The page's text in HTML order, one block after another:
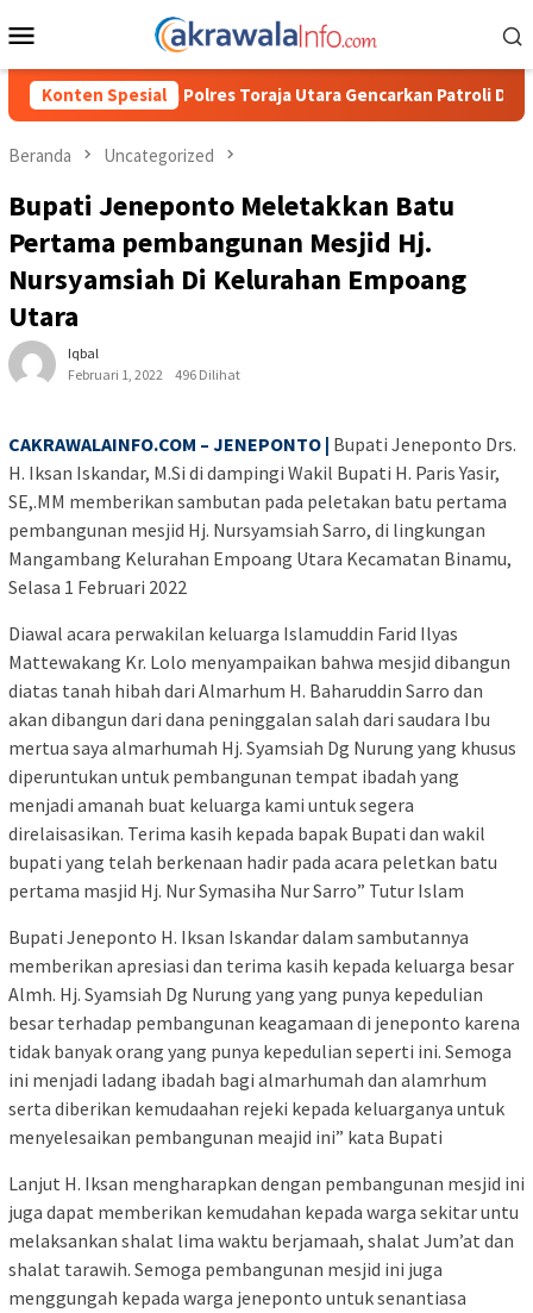
ke
Mobile
Konten Spesial
Toraja Utara Gencarkan Patroli Dialogis dan Sosialisasi
Beranda Uncategorized
Bupati Jeneponto Meletakkan Batu
Pertama pembangunan Mesjid Hj.
Nursyamsiah Di Kelurahan Empoang
Utara
Iqbal
Februari 1, 2022
496 Dilihat
CAKRAWALAINFO.COM – JENEPONTO | Bupati Jeneponto Drs.
H. Iksan Iskandar, M.Si di dampingi Wakil Bupati H. Paris Yasir,
SE,.MM memberikan sambutan pada peletakan batu pertama
pembangunan mesjid Hj. Nursyamsiah Sarro, di lingkungan
Mangambang Kelurahan Empoang Utara Kecamatan Binamu,
Selasa 1 Februari 2022
Diawal acara perwakilan keluarga Islamuddin Farid Ilyas
Mattewakang Kr. Lolo menyampaikan bahwa mesjid dibangun
diatas tanah hibah dari Almarhum H. Baharuddin Sarro dan
akan dibangun dari dana peninggalan salah dari saudara Ibu
mertua saya almarhumah Hj. Syamsiah Dg Nurung yang khusus
diperuntukan untuk pembangunan tempat ibadah yang
menjadi amanah buat keluarga kami untuk segera
direlaisasikan. Terima kasih kepada bapak Bupati dan wakil
bupati yang telah berkenaan hadir pada acara peletkan batu
pertama masjid Hj. Nur Symasiha Nur Sarro” Tutur Islam
Bupati Jeneponto H. Iksan Iskandar dalam sambutannya
memberikan apresiasi dan terima kasih kepada keluarga besar
Almh. Hj. Syamsiah Dg Nurung yang yang punya kepedulian
besar terhadap pembangunan keagamaan di jeneponto karena
tidak banyak orang yang punya kepedulian seperti ini. Semoga
ini menjadi ladang ibadah bagi almarhumah dan alamrhum
serta diberikan kemudaahan rejeki kepada keluarganya untuk
menyelesaikan pembangunan meajid ini” kata Bupati
Lanjut H. Iksan mengharapkan dengan pembangunan mesjid ini
juga dapat memberikan kemudahan kepada warga sekitar untu
melaksankan shalat lima waktu berjamaah, shalat Jum’at dan
shalat tarawih. Semoga pembangunan mesjid ini juga
menggungah kepada warga jeneponto untuk senantiasa